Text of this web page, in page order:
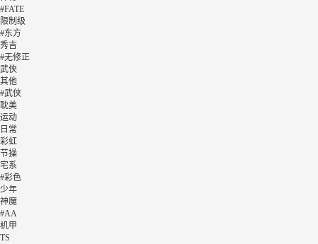
#FATE
限制级
#东方
秀吉
#无修正
武侠
其他
#武侠
耽美
运动
日常
彩虹
节操
宅系
#彩色
少年
神魔
#AA
机甲
TS